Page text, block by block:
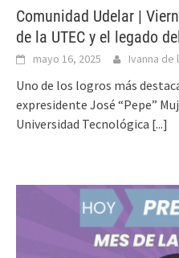
Comunidad Udelar |
de la UTEC y el legado
mayo 16, 2025 Ivanna de
Uno de los logros más
expresidente José “Pepe”
Universidad Tecnológica [...]